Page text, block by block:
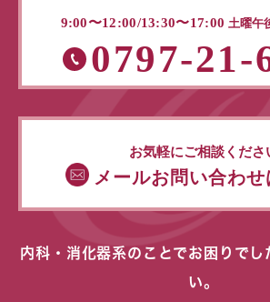
9:00〜12:00/13:30〜17:00土曜午
0797-21-
お気軽にご相談くださ
メールお問い合わせ
内科・消化器系のことでお困りでし
い。